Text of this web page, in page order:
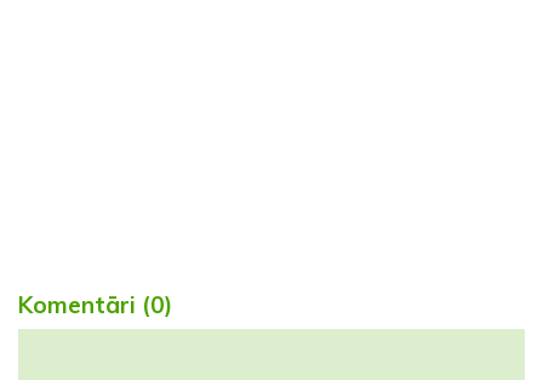
Komentāri (0)